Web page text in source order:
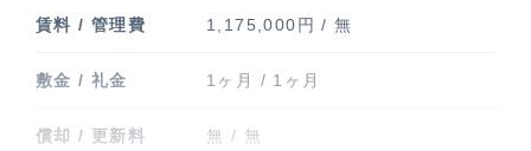
賃料 / 管理費 1,175,000円 / 無
敷金 / 礼金 1ヶ月 / 1ヶ月
償却 / 更新料 無 / 無